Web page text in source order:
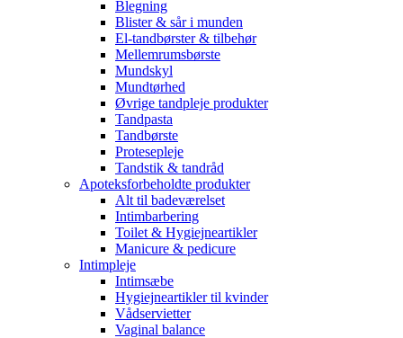
Blegning
Blister & sår i munden
El-tandbørster & tilbehør
Mellemrumsbørste
Mundskyl
Mundtørhed
Øvrige tandpleje produkter
Tandpasta
Tandbørste
Protesepleje
Tandstik & tandråd
Apoteksforbeholdte produkter
Alt til badeværelset
Intimbarbering
Toilet & Hygiejneartikler
Manicure & pedicure
Intimpleje
Intimsæbe
Hygiejneartikler til kvinder
Vådservietter
Vaginal balance